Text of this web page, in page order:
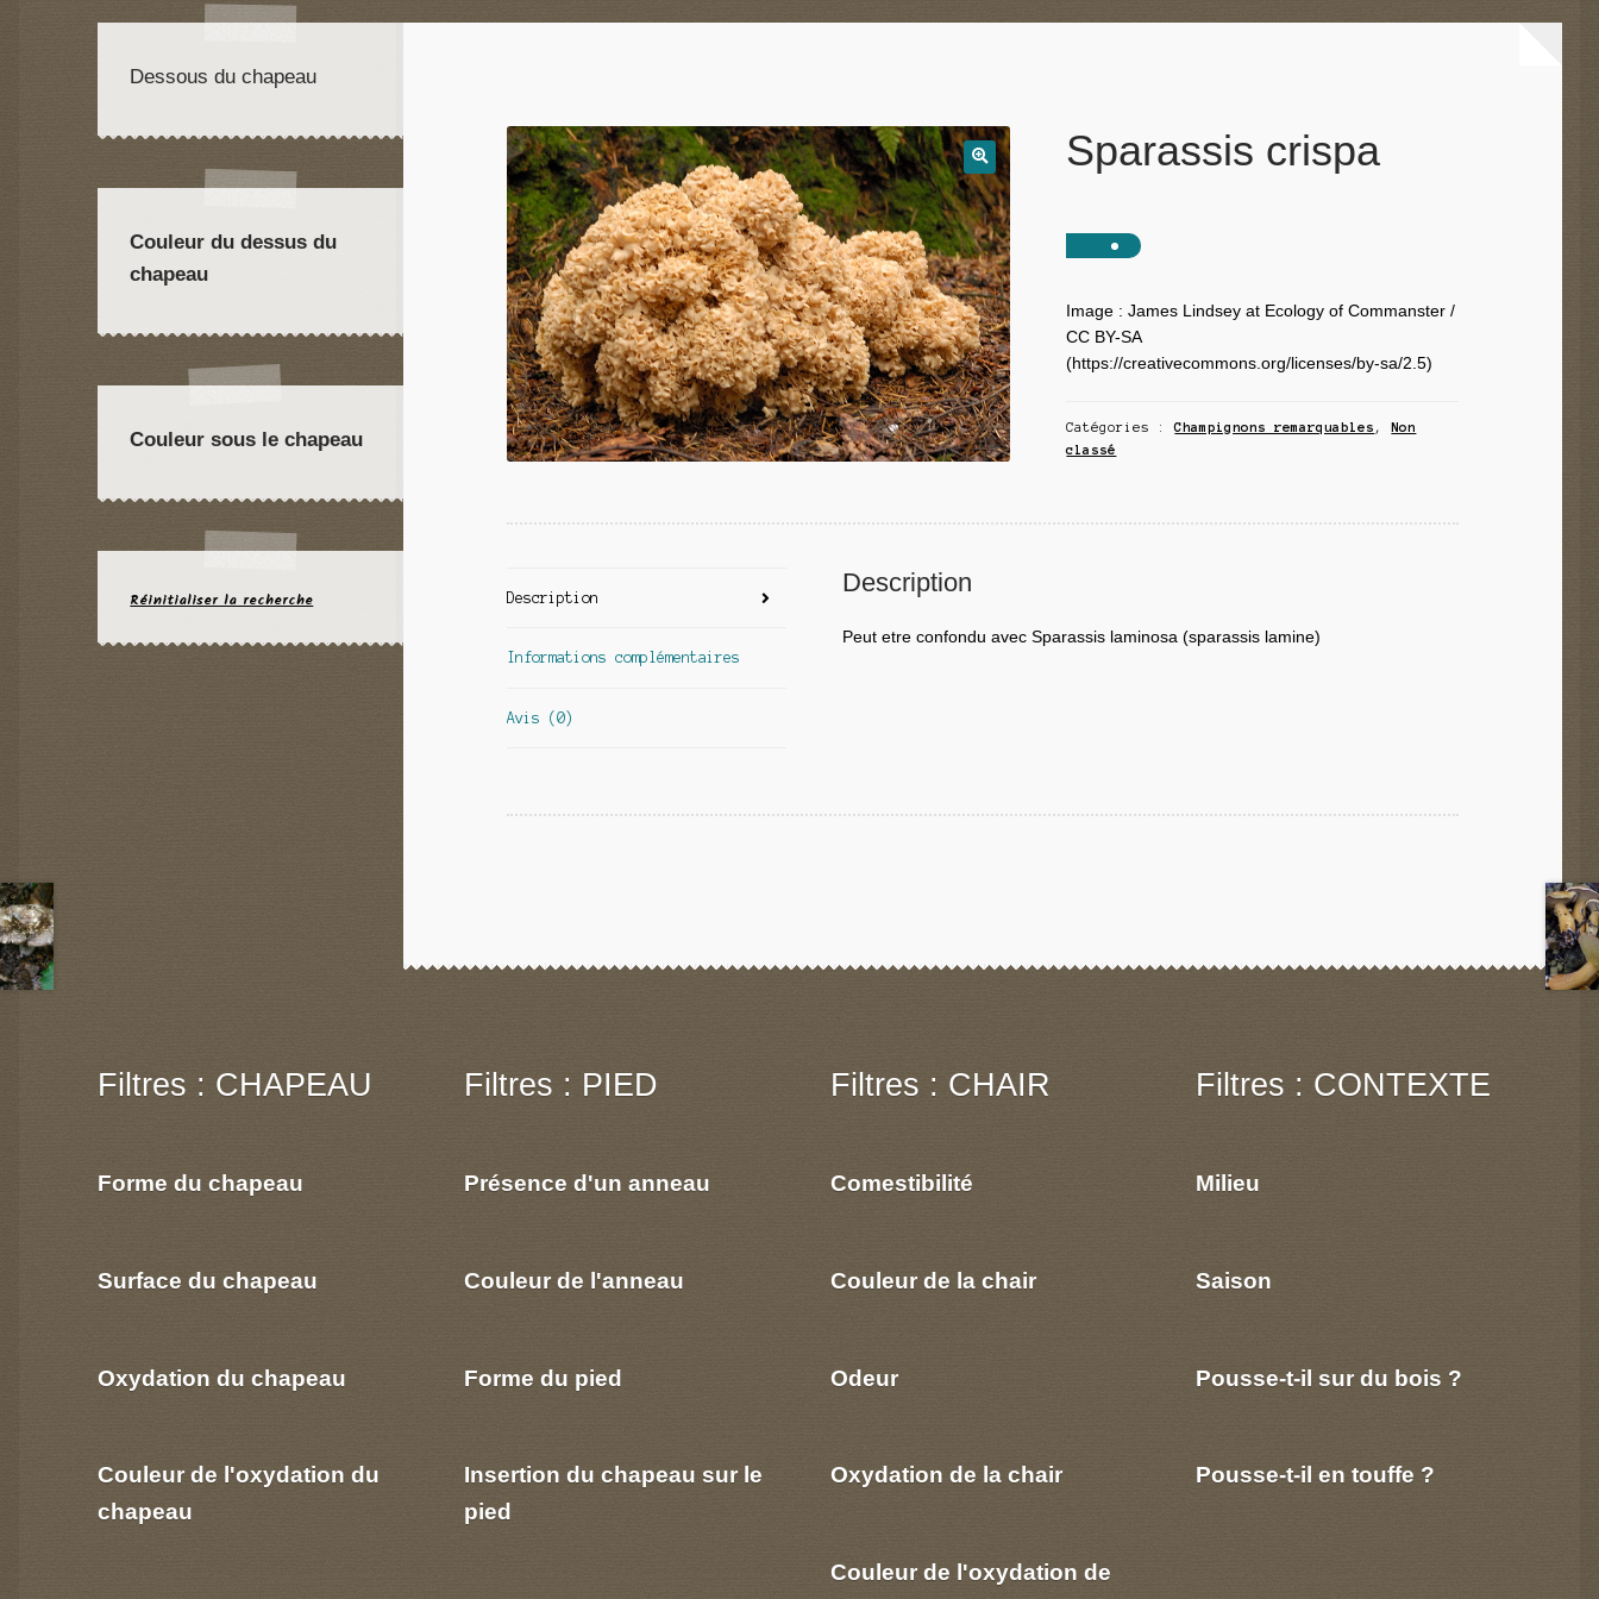
Sparassis crispa
Image : James Lindsey at Ecology of Commanster /
CC BY-SA
(https://creativecommons.org/licenses/by-sa/2.5)
Catégories :Champignons remarquables ,Non
classé
Description
Informations complémentaires
Avis (0)
Description
Peut etre confondu avec Sparassis laminosa (sparassis lamine)
Dessous du chapeau
Couleur du dessus du
chapeau
Couleur sous le chapeau
Réinitialiser la recherche
Filtres : CHAPEAU
Forme du chapeau
Surface du chapeau
Oxydation du chapeau
Couleur de l'oxydation du
chapeau
Filtres : PIED
Présence d'un anneau
Couleur de l'anneau
Forme du pied
Insertion du chapeau sur le
pied
Filtres : CHAIR
Comestibilité
Couleur de la chair
Odeur
Oxydation de la chair
Couleur de l'oxydation de
Filtres : CONTEXTE
Milieu
Saison
Pousse-t-il sur du bois ?
Pousse-t-il en touffe ?